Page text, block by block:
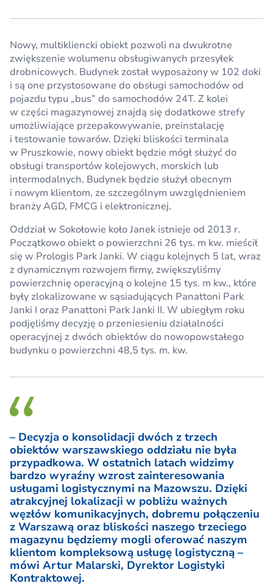
Nowy, multikliencki obiekt pozwoli na dwukrotne
zwiększenie wolumenu obsługiwanych przesyłek
drobnicowych. Budynek został wyposażony w 102 doki
i są one przystosowane do obsługi samochodów od
pojazdu typu „bus” do samochodów 24T. Z kolei
w części magazynowej znajdą się dodatkowe strefy
umożliwiające przepakowywanie, preinstalację
i testowanie towarów. Dzięki bliskości terminala
w Pruszkowie, nowy obiekt będzie mógł służyć do
obsługi transportów kolejowych, morskich lub
intermodalnych. Budynek będzie służył obecnym
i nowym klientom, ze szczególnym uwzględnieniem
branży AGD, FMCG i elektronicznej.
Oddział w Sokołowie koło Janek istnieje od 2013 r.
Początkowo obiekt o powierzchni 26 tys. m kw. mieścił
się w Prologis Park Janki. W ciągu kolejnych 5 lat, wraz
z dynamicznym rozwojem firmy, zwiększyliśmy
powierzchnię operacyjną o kolejne 15 tys. m kw., które
były zlokalizowane w sąsiadujących Panattoni Park
Janki I oraz Panattoni Park Janki II. W ubiegłym roku
podjęliśmy decyzję o przeniesieniu działalności
operacyjnej z dwóch obiektów do nowopowstałego
budynku o powierzchni 48,5 tys. m. kw.
– Decyzja o konsolidacji dwóch z trzech
obiektów warszawskiego oddziału nie była
przypadkowa. W ostatnich latach widzimy
bardzo wyraźny wzrost zainteresowania
usługami logistycznymi na Mazowszu. Dzięki
atrakcyjnej lokalizacji w pobliżu ważnych
węzłów komunikacyjnych, dobremu połączeniu
z Warszawą oraz bliskości naszego trzeciego
magazynu będziemy mogli oferować naszym
klientom kompleksową usługę logistyczną –
mówi Artur Malarski, Dyrektor Logistyki
Kontraktowej.